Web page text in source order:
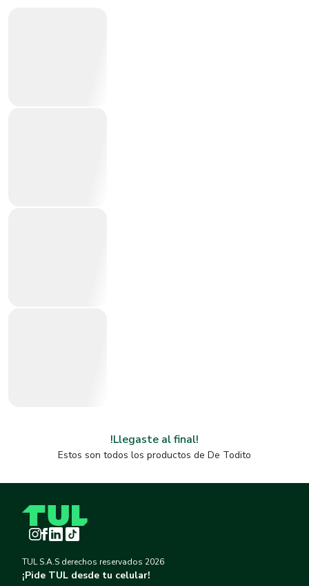
!Llegaste al final!
Estos son todos los productos de De Todito
Instagram
Facebook
LinkedInTikTok
TUL S.A.S derechos reservados 2026
¡Pide TUL desde tu celular!